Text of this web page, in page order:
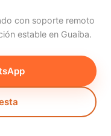
con soporte remoto
estable en Guaíba.